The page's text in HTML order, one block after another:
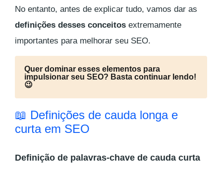
No entanto, antes de explicar tudo, vamos dar as
definições desses conceitos extremamente
importantes para melhorar seu SEO.
Quer dominar esses elementos para
impulsionar seu SEO? Basta continuar lendo!
😉
📖 Definições de cauda longa e
curta em SEO
Definição de palavras-chave de cauda curta